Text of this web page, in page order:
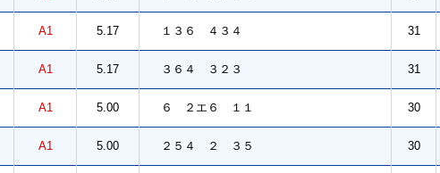
A1 5.17 １３６ ４３４ 31
A1 5.17 ３６４ ３２３ 31
A1 5.00 ６ ２エ６ １１ 30
A1 5.00 ２５４ ２ ３５ 30